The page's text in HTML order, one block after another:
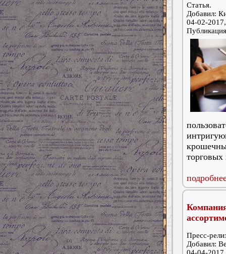
Статья.
Добавил:
04-02-
торговых
Пресс-
Добавил: